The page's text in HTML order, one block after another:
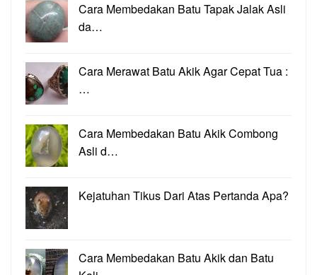
Cara Membedakan Batu Tapak Jalak Asli
da…
Cara Merawat Batu Akik Agar Cepat Tua :
…
Cara Membedakan Batu Akik Combong
Asli d…
Kejatuhan Tikus Dari Atas Pertanda Apa?
Cara Membedakan Batu Akik dan Batu